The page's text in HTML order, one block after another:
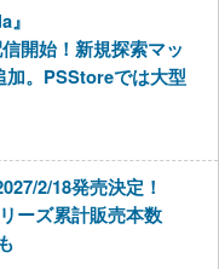
開始！新規探索マッ
加。PSStoreでは大型
2/18発売決定！
ーズ累計販売本数